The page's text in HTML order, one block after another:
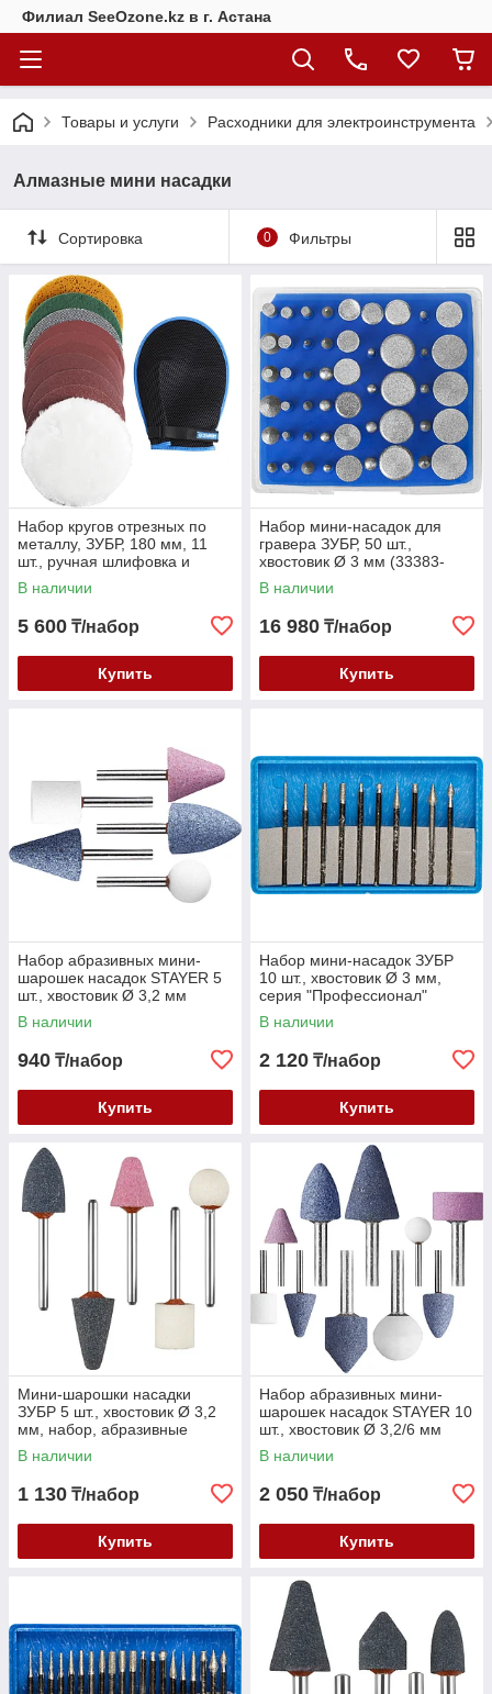
Филиал SeeOzone.kz в г. Астана
Товары и услуги Расходники для электроинструмента
Алмазные мини насадки
Сортировка 0 Фильтры
Набор кругов отрезных по
металлу, ЗУБР, 180 мм, 11
шт., ручная шлифовка и
полировка (3592-180-H11)
В наличии
5 600 ₸/набор
Купить
Набор мини-насадок для
гравера ЗУБР, 50 шт.,
хвостовик Ø 3 мм (33383-
H50)
В наличии
16 980 ₸/набор
Купить
Набор абразивных мини-
шарошек насадок STAYER 5
шт., хвостовик Ø 3,2 мм
(2988-H5)
В наличии
940 ₸/набор
Купить
Набор мини-насадок ЗУБР
10 шт., хвостовик Ø 3 мм,
серия "Профессионал"
(33383-H10)
В наличии
2 120 ₸/набор
Купить
Мини-шарошки насадки
ЗУБР 5 шт., хвостовик Ø 3,2
мм, набор, абразивные
(35992-H5)
В наличии
1 130 ₸/набор
Купить
Набор абразивных мини-
шарошек насадок STAYER 10
шт., хвостовик Ø 3,2/6 мм
(2989-H10)
В наличии
2 050 ₸/набор
Купить